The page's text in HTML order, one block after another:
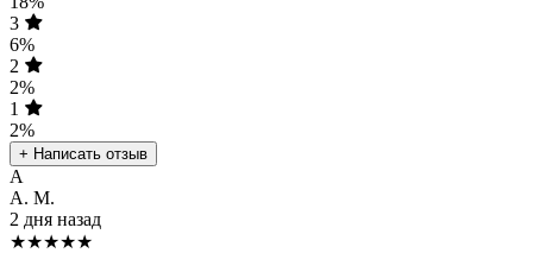
3
6%
2
2%
1
2%
+ Написать отзыв
А
А. М.
2 дня назад
★★★★★